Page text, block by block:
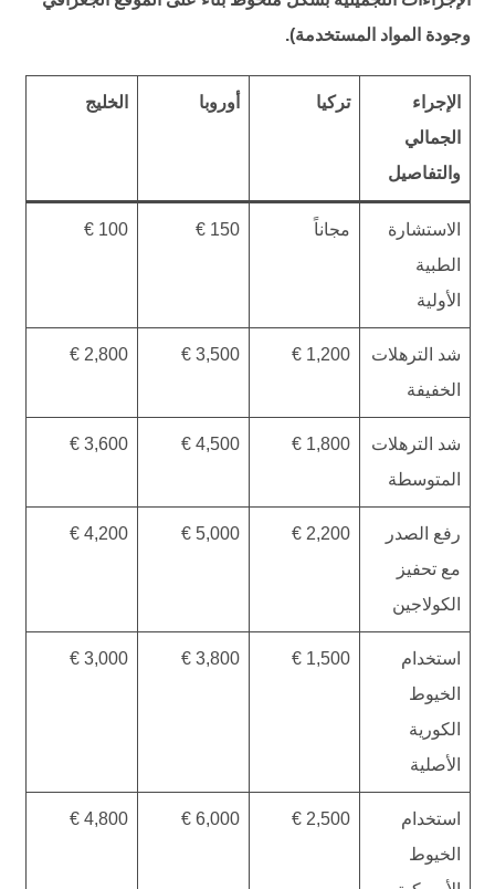
وجودة المواد المستخدمة).
الإجراء
الجمالي
والتفاصيل
تركيا أوروبا الخليج
الاستشارة
الطبية
الأولية
مجاناً 150 €
100 €
شد الترهلات
الخفيفة
1,200 €
3,500 €
2,800 €
شد الترهلات
المتوسطة
1,800 €
4,500 €
3,600 €
رفع الصدر
مع تحفيز
الكولاجين
2,200 €
5,000 €
4,200 €
استخدام
الخيوط
الكورية
الأصلية
1,500 €
3,800 €
3,000 €
استخدام
الخيوط
2,500 €
6,000 €
4,800 €